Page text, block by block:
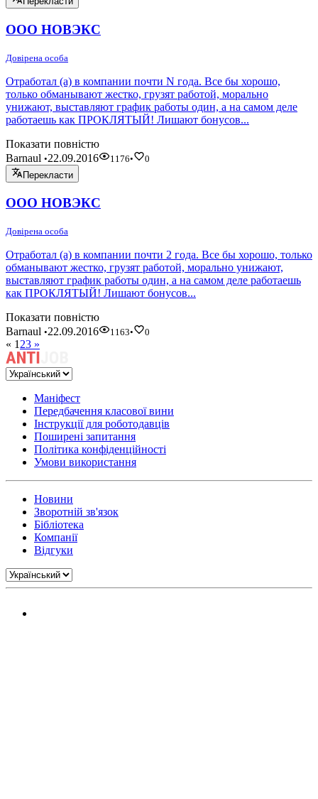
ООО НОВЭКС
Довірена особа
Отработал (а) в компании почти N года. Все бы хорошо,
только обманывают жестко, грузят работой, морально
унижают, выставляют график работы один, а на самом деле
работаешь как ПРОКЛЯТЫЙ! Лишают бонусов...
Показати повністю
Barnaul •22.09.2016 1176•
0
Перекласти
ООО НОВЭКС
Довірена особа
Отработал (а) в компании почти 2 года. Все бы хорошо, только
обманывают жестко, грузят работой, морально унижают,
выставляют график работы один, а на самом деле работаешь
как ПРОКЛЯТЫЙ! Лишают бонусов...
Показати повністю
Barnaul •22.09.2016 1163• 0
« 1 23 »
Маніфест
Передбачення класової вини
Інструкції для роботодавців
Поширені запитання
Політика конфіденційності
Умови використання
Новини
Зворотній зв'язок
Бібліотека
Компанії
Відгуки